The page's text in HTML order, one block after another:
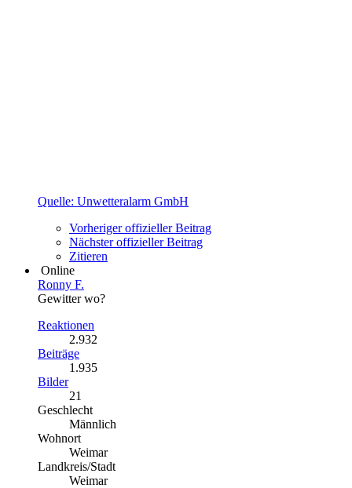
Quelle: Unwetteralarm GmbH
Vorheriger offizieller Beitrag
Nächster offizieller Beitrag
Zitieren
Online
Ronny F.
Gewitter wo?
Reaktionen
2.932
Beiträge
1.935
Bilder
21
Geschlecht
Männlich
Wohnort
Weimar
Landkreis/Stadt
Weimar